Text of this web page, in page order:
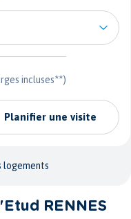
incluses**)
Planifier une visite
logements
RENNES